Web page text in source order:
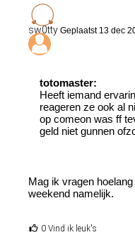
sw0tty Geplaatst 13 dec
totomaster:
Heeft iemand
reageren ze ook al
op comeon was ff
geld niet gunnen
Mag ik vragen
weekend namelijk.
0 Vind ik leuk's